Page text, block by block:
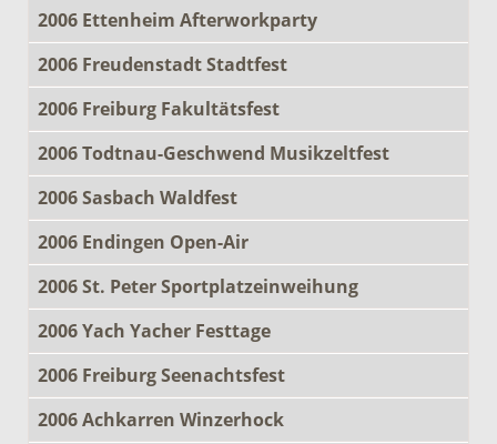
2006 Ettenheim Afterworkparty
2006 Freudenstadt Stadtfest
2006 Freiburg Fakultätsfest
2006 Todtnau-Geschwend Musikzeltfest
2006 Sasbach Waldfest
2006 Endingen Open-Air
2006 St. Peter Sportplatzeinweihung
2006 Yach Yacher Festtage
2006 Freiburg Seenachtsfest
2006 Achkarren Winzerhock